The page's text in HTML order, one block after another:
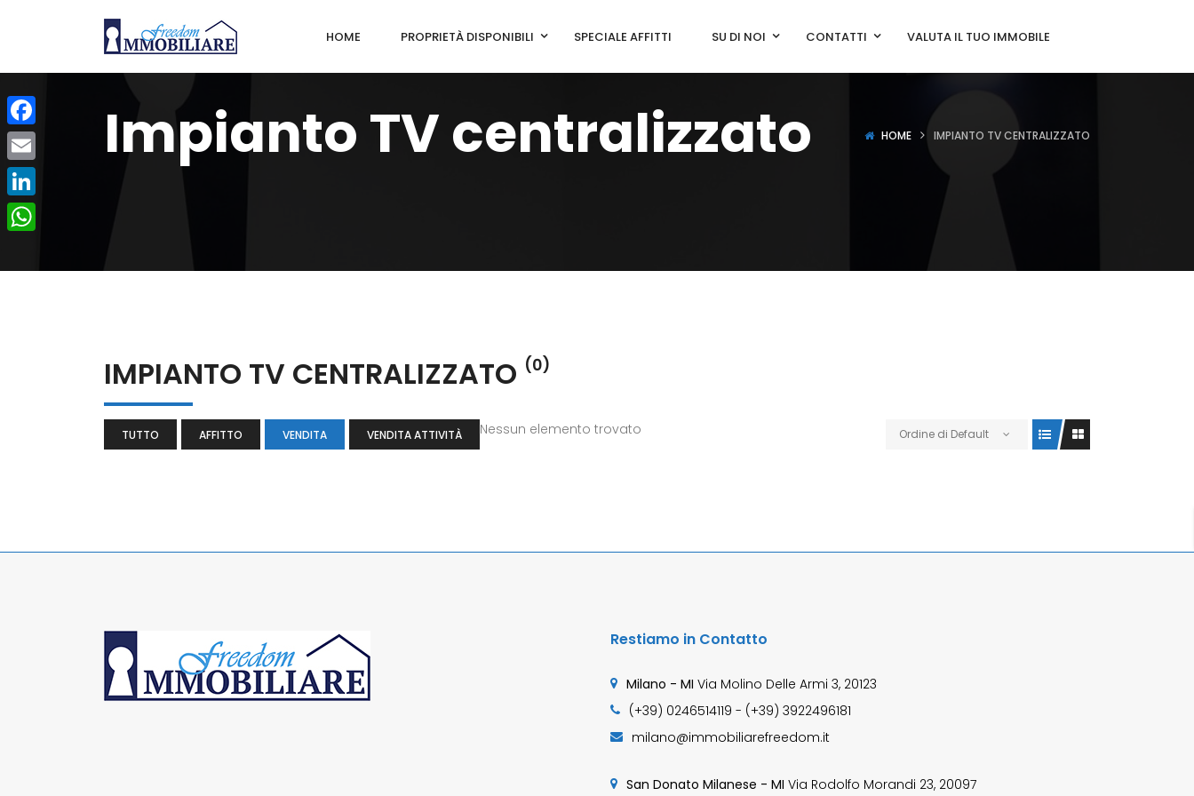
HOME PROPRIETÀ DISPONIBILI SPECIALE AFFITTI SU DI NOI CONTATTI VALUTA IL TUO IMMOBILE
Impianto TV centralizzato HOME IMPIANTO TV CENTRALIZZATO
IMPIANTO TV CENTRALIZZATO (0)
TUTTO AFFITTO VENDITA VENDITA ATTIVITÀ Ordine di Default
Nessun elemento trovato
Restiamo in Contatto
Milano - MI Via Molino Delle Armi 3, 20123
(+39) 0246514119 - (+39) 3922496181
milano@immobiliarefreedom.it
San Donato Milanese - MI Via Rodolfo Morandi 23, 20097
Facebook
Email
LinkedIn